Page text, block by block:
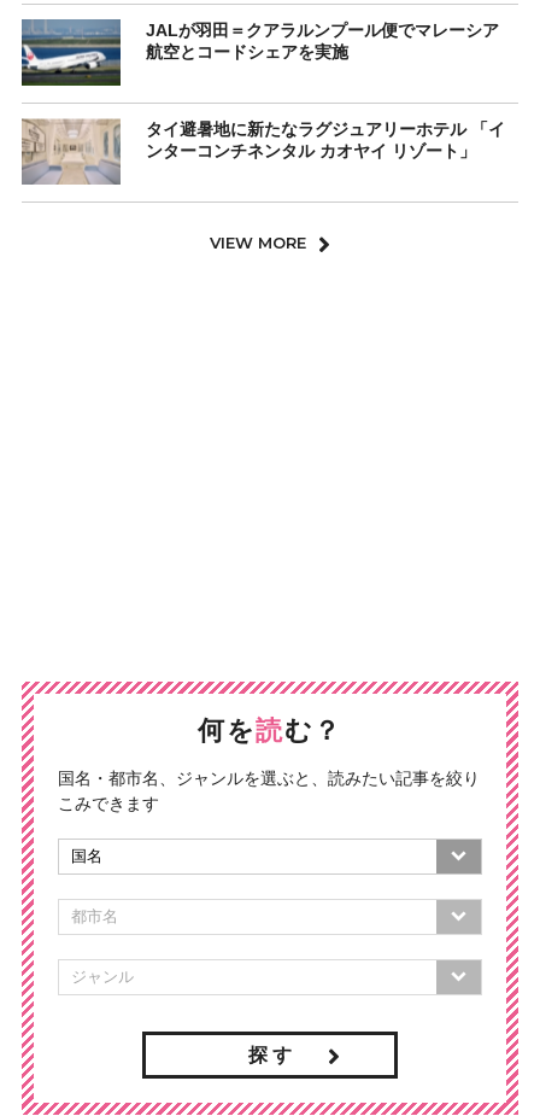
JALが羽田＝クアラルンプール便でマレーシア
航空とコードシェアを実施
タイ避暑地に新たなラグジュアリーホテル 「イ
ンターコンチネンタル カオヤイ リゾート」
VIEW MORE
何を読む？
国名・都市名、ジャンルを選ぶと、読みたい記事を絞り
こみできます
探 す